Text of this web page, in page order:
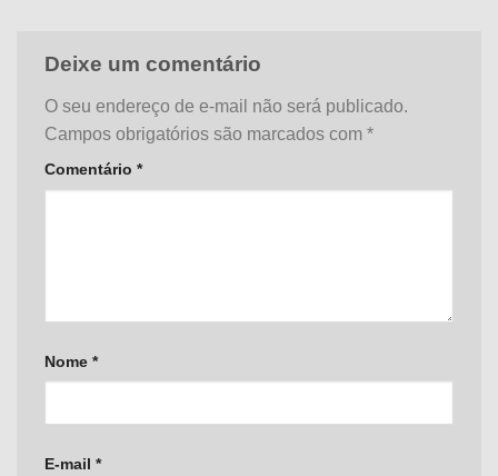
Deixe um comentário
O seu endereço de e-mail não será publicado.
Campos obrigatórios são marcados com *
Comentário *
Nome *
E-mail *